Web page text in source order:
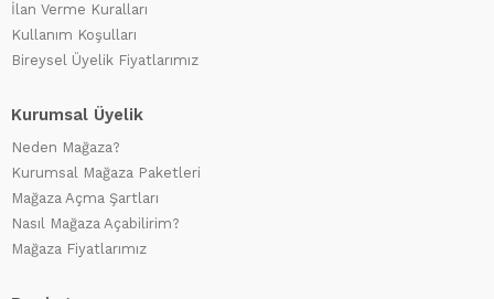
İlan Verme Kuralları
Kullanım Koşulları
Bireysel Üyelik Fiyatlarımız
Kurumsal Üyelik
Neden Mağaza?
Kurumsal Mağaza Paketleri
Mağaza Açma Şartları
Nasıl Mağaza Açabilirim?
Mağaza Fiyatlarımız